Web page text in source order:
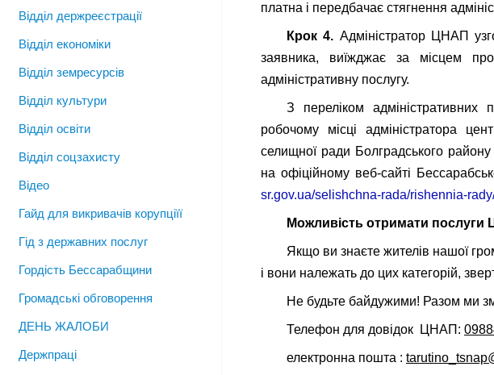
платна і передбачає стягнення
Крок 4. Адміністратор ЦНАП
заявника, виїжджає за місцем
адміністративну послугу.
З переліком адміністративних
робочому місці адміністратора
селищної ради Болградського
на офіційному веб-сайті
sr.gov.ua/selishchna-rada/rishennia-
Можливість отримати послуги
Якщо ви знаєте жителів нашої
і вони належать до цих категорій,
Не будьте байдужими! Разом ми
Телефон для довідок ЦНАП:
електронна пошта :
Відділ держреєстрації
Відділ економіки
Відділ земресурсів
Відділ культури
Відділ освіти
Відділ соцзахисту
Відео
Гайд для викривачів корупціїї
Гід з державних послуг
Гордість Бессарабщини
Громадські обговорення
ДЕНЬ ЖАЛОБИ
Держпраці